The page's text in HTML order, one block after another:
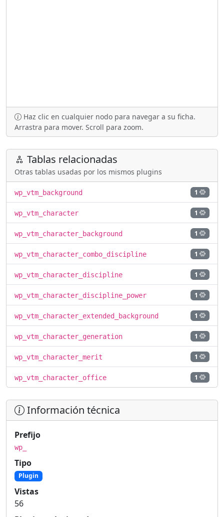
Haz clic en cualquier nodo para navegar a su ficha.
Arrastra para mover. Scroll para zoom.
Tablas relacionadas
Otras tablas usadas por los mismos plugins
wp_vtm_background 1
wp_vtm_character 1
wp_vtm_character_background 1
wp_vtm_character_combo_discipline 1
wp_vtm_character_discipline 1
wp_vtm_character_discipline_power 1
wp_vtm_character_extended_background 1
wp_vtm_character_generation 1
wp_vtm_character_merit 1
wp_vtm_character_office 1
Información técnica
Prefijo
wp_
Tipo
Plugin
Vistas
56